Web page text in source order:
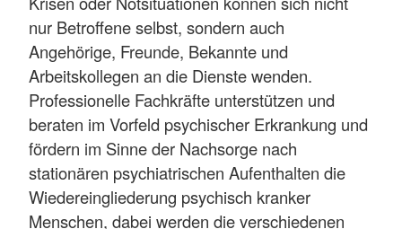
nur Betroffene selbst, sondern auch
Angehörige, Freunde, Bekannte und
Arbeitskollegen an die Dienste wenden.
Professionelle Fachkräfte unterstützen und
beraten im Vorfeld psychischer Erkrankung und
fördern im Sinne der Nachsorge nach
stationären psychiatrischen Aufenthalten die
Wiedereingliederung psychisch kranker
Menschen, dabei werden die verschiedenen